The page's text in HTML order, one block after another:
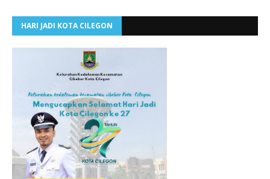
HARI JADI KOTA CILEGON